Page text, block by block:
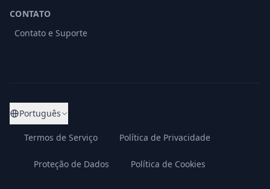
CONTATO
Contato e Suporte
Português
Termos de Serviço Política de Privacidade
Proteção de Dados Política de Cookies